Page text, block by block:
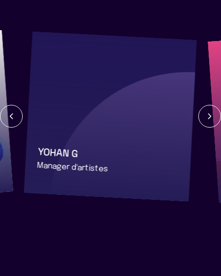
YOHAN G
Manager d'artistes